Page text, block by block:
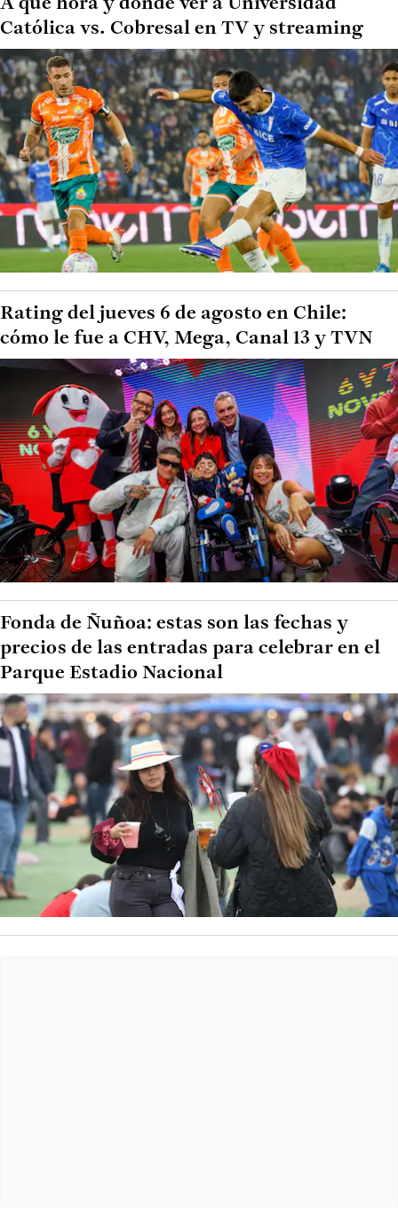
Católica vs. Cobresal en TV y streaming
Rating del jueves 6 de agosto en Chile:
cómo le fue a CHV, Mega, Canal 13 y TVN
Fonda de Ñuñoa: estas son las fechas y
precios de las entradas para celebrar en el
Parque Estadio Nacional